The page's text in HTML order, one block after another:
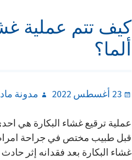
كيف تتم عملية
ألما؟
Posted
23 أغسطس 2022 Author
مدونة
عملية ترقيع غشاء البكارة هي
قبل طبيب مختص في جراحة امراض
غشاء البكارة بعد فقدانه إثر